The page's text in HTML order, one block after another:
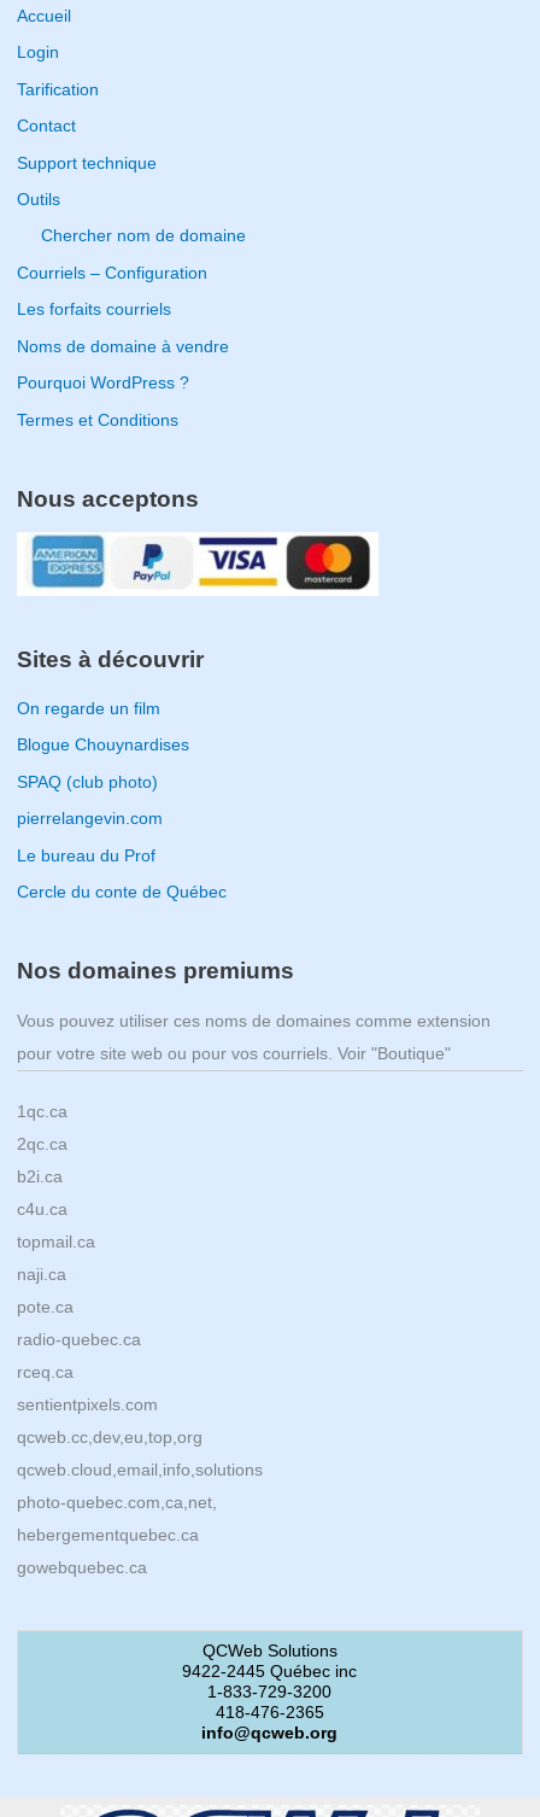
r
c
r
:
Accueil
Login
Tarification
Contact
Support technique
Outils
Chercher nom de domaine
Courriels – Configuration
Les forfaits courriels
Noms de domaine à vendre
Pourquoi WordPress ?
Termes et Conditions
Nous acceptons
Sites à découvrir
On regarde un film
Blogue Chouynardises
SPAQ (club photo)
pierrelangevin.com
Le bureau du Prof
Cercle du conte de Québec
Nos domaines premiums
Vous pouvez utiliser ces noms de domaines comme extension
pour votre site web ou pour vos courriels. Voir "Boutique"
1qc.ca
2qc.ca
b2i.ca
c4u.ca
topmail.ca
naji.ca
pote.ca
radio-quebec.ca
rceq.ca
sentientpixels.com
qcweb.cc,dev,eu,top,org
qcweb.cloud,email,info,solutions
photo-quebec.com,ca,net,
hebergementquebec.ca
gowebquebec.ca
QCWeb Solutions
9422-2445 Québec inc
1-833-729-3200
418-476-2365
info@qcweb.org